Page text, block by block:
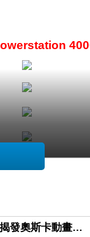
【電影圈八卦】：媒體揭發奧斯卡動畫項目投票醜聞！好萊塢為什麼看不起動畫電影？